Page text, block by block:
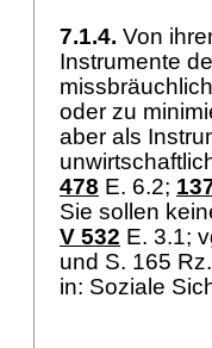
7.1.4. Von
Instrumente
oder zu
aber als
478 E. 6.2;
Sie sollen
V 532 E. 3.1;
und S. 165
in: Soziale